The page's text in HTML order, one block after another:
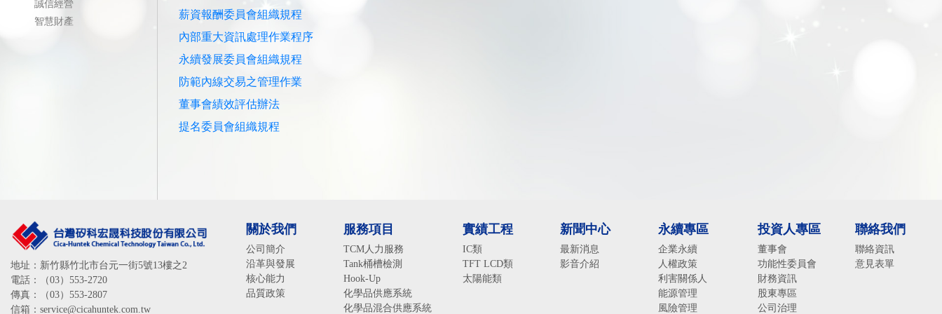
誠信經營
智慧財產
薪資報酬委員會組織規程
內部重大資訊處理作業程序
永續發展委員會組織規程
防範內線交易之管理作業
董事會績效評估辦法
提名委員會組織規程
地址：新竹縣竹北市台元一街5號13樓之2
電話：（03）553-2720
傳真：（03）553-2807
信箱：service@cicahuntek.com.tw
關於我們
公司簡介
沿革與發展
核心能力
品質政策
服務項目
TCM人力服務
Tank桶槽檢測
Hook-Up
化學品供應系統
化學品混合供應系統
實績工程
IC類
TFT LCD類
太陽能類
新聞中心
最新消息
影音介紹
永續專區
企業永續
人權政策
利害關係人
能源管理
風險管理
投資人專區
董事會
功能性委員會
財務資訊
股東專區
公司治理
聯絡我們
聯絡資訊
意見表單